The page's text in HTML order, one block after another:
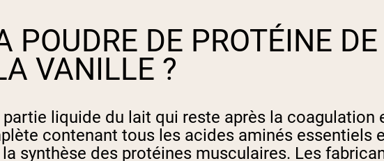
POUDRE DE PROTÉINE DE
VANILLE ?
liquide du lait qui reste après la
contenant tous les acides aminés essentiels
synthèse des protéines musculaires. Les